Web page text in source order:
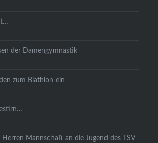
der Damengymnastik
zum Biathlon ein
Mannschaft an die Jugend des TSV